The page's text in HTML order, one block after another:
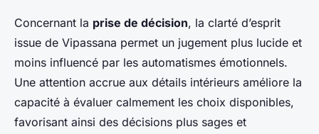
Concernant la prise de décision, la clarté d’esprit
issue de Vipassana permet un jugement plus lucide et
moins influencé par les automatismes émotionnels.
Une attention accrue aux détails intérieurs améliore la
capacité à évaluer calmement les choix disponibles,
favorisant ainsi des décisions plus sages et